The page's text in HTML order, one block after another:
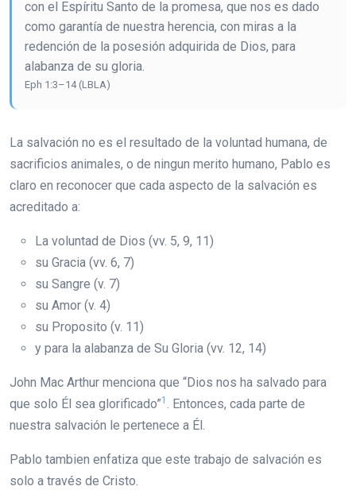
con el Espíritu Santo de la promesa, que nos es dado
como garantía de nuestra herencia, con miras a la
redención de la posesión adquirida de Dios, para
alabanza de su gloria.
Eph 1:3–14 (LBLA)
La salvación no es el resultado de la voluntad humana, de
sacrificios animales, o de ningun merito humano, Pablo es
claro en reconocer que cada aspecto de la salvación es
acreditado a:
La voluntad de Dios (vv. 5, 9, 11)
su Gracia (vv. 6, 7)
su Sangre (v. 7)
su Amor (v. 4)
su Proposito (v. 11)
y para la alabanza de Su Gloria (vv. 12, 14)
John Mac Arthur menciona que “Dios nos ha salvado para
que solo Él sea glorificado”1 . Entonces, cada parte de
nuestra salvación le pertenece a Él.
Pablo tambien enfatiza que este trabajo de salvación es
solo a través de Cristo.